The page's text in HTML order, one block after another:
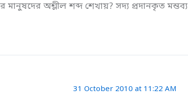
অশ্লীল শব্দ শেখায়? সদ্য প্রদানকৃত মন্তব্য
31 October 2010 at 11:22 AM